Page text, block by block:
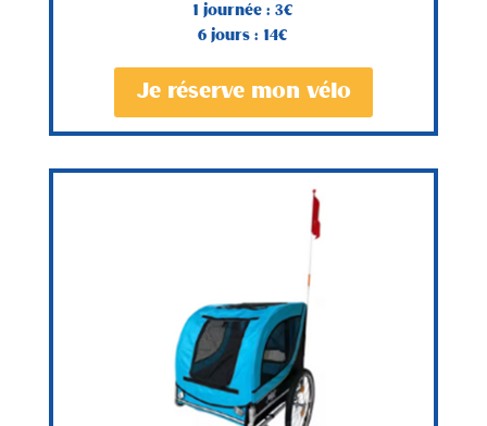
1 journée : 3€
6 jours : 14€
Je réserve mon vélo